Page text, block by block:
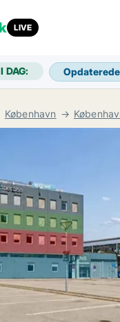
LIVE
DAG:
København